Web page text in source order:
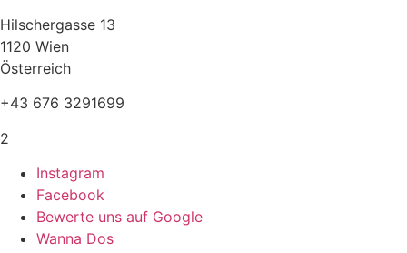
Hilschergasse 13
1120 Wien
Österreich
+43 676 3291699
2
Instagram
Facebook
Bewerte uns auf Google
Wanna Dos